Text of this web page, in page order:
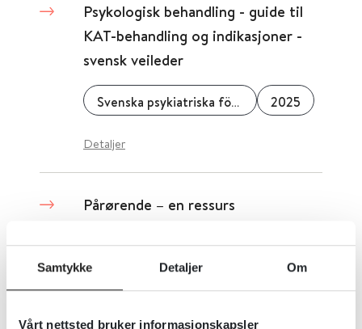
Samtykke Detaljer Om
Vårt nettsted bruker informasjonskapsler
Psykologisk behandling - guide til
KAT-behandling og indikasjoner -
svensk veileder
Svenska psykiatriska föreningen 2025
Detaljer
Pårørende – en ressurs
Helsedirektoratet
Detaljer